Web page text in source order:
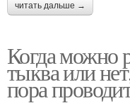
читать дальше →
Когда можно
тыква или
пора